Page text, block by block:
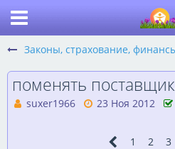
Законы, страхование,
поменять
suxer1966 23 Ноя 2012
1 2 3